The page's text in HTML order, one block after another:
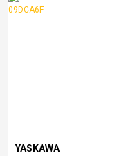
YASKAWA